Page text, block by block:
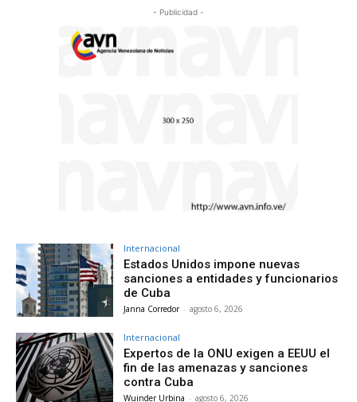
- Publicidad -
Internacional
Estados Unidos impone nuevas
sanciones a entidades y funcionarios
de Cuba
Janna Corredor - agosto 6, 2026
Internacional
Expertos de la ONU exigen a EEUU el
fin de las amenazas y sanciones
contra Cuba
Wuinder Urbina - agosto 6, 2026